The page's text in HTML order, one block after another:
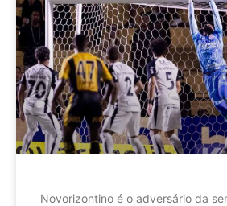
Novorizontino é o adversário da